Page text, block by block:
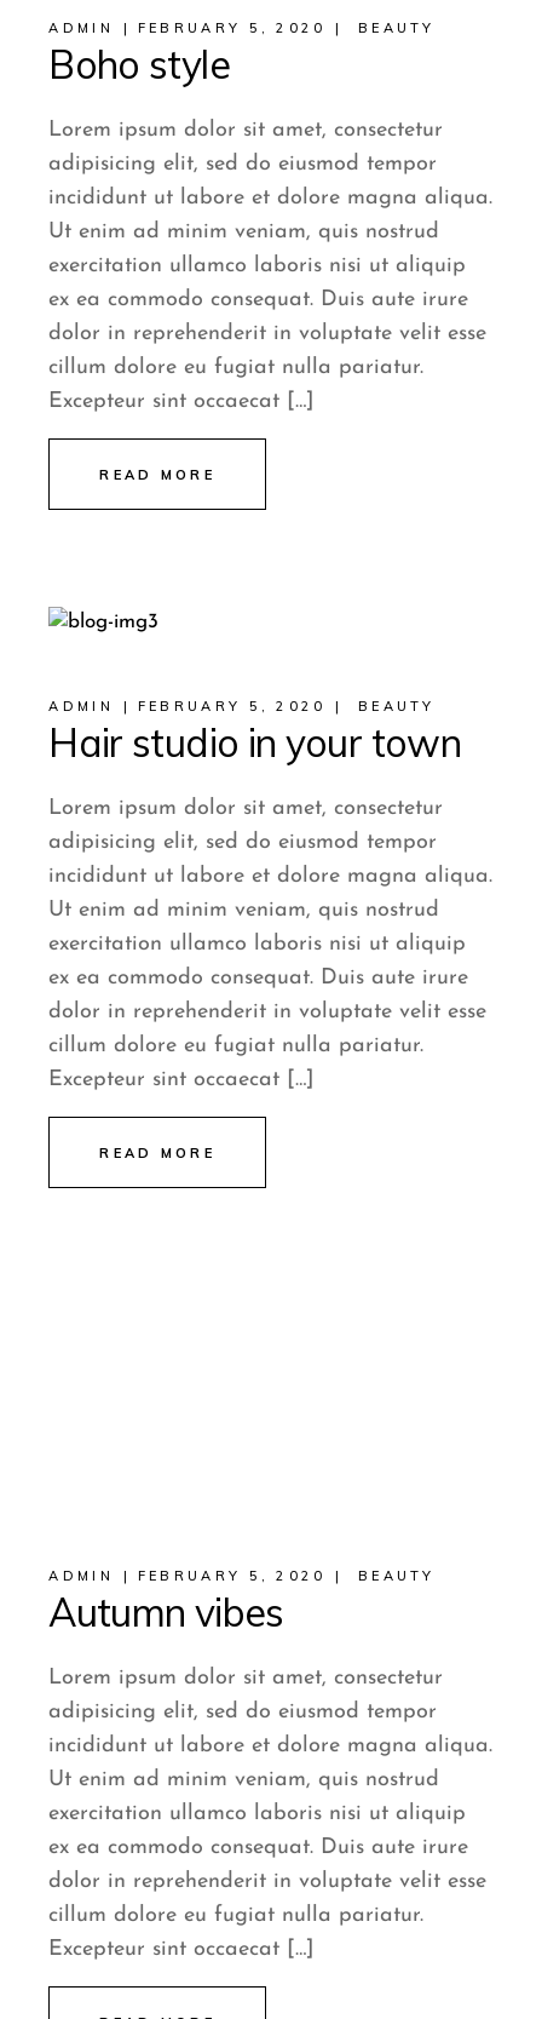
ADMIN FEBRUARY 5, 2020 BEAUTY
Boho style
Lorem ipsum dolor sit amet, consectetur
adipisicing elit, sed do eiusmod tempor
incididunt ut labore et dolore magna aliqua.
Ut enim ad minim veniam, quis nostrud
exercitation ullamco laboris nisi ut aliquip
ex ea commodo consequat. Duis aute irure
dolor in reprehenderit in voluptate velit esse
cillum dolore eu fugiat nulla pariatur.
Excepteur sint occaecat […]
READ MORE
ADMIN FEBRUARY 5, 2020 BEAUTY
Hair studio in your town
Lorem ipsum dolor sit amet, consectetur
adipisicing elit, sed do eiusmod tempor
incididunt ut labore et dolore magna aliqua.
Ut enim ad minim veniam, quis nostrud
exercitation ullamco laboris nisi ut aliquip
ex ea commodo consequat. Duis aute irure
dolor in reprehenderit in voluptate velit esse
cillum dolore eu fugiat nulla pariatur.
Excepteur sint occaecat […]
READ MORE
ADMIN FEBRUARY 5, 2020 BEAUTY
Autumn vibes
Lorem ipsum dolor sit amet, consectetur
adipisicing elit, sed do eiusmod tempor
incididunt ut labore et dolore magna aliqua.
Ut enim ad minim veniam, quis nostrud
exercitation ullamco laboris nisi ut aliquip
ex ea commodo consequat. Duis aute irure
dolor in reprehenderit in voluptate velit esse
cillum dolore eu fugiat nulla pariatur.
Excepteur sint occaecat […]